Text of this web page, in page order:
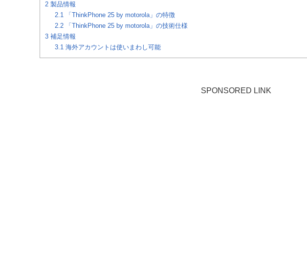
2製品情報
2.1「ThinkPhone 25 by motorola」の特徴
2.2「ThinkPhone 25 by motorola」の技術仕様
3補足情報
3.1海外アカウントは使いまわし可能
SPONSORED LINK